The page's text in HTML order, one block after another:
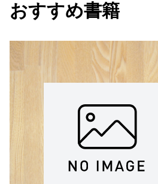
おすすめ書籍